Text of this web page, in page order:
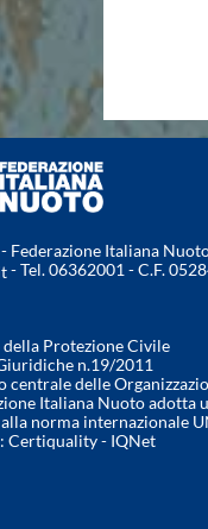
Federazione Italiana
- Tel. 06362001 - C.F.
Protezione Civile
n.19/2011
centrale delle
Italiana Nuoto adotta
norma internazionale
Certiquality- IQNet